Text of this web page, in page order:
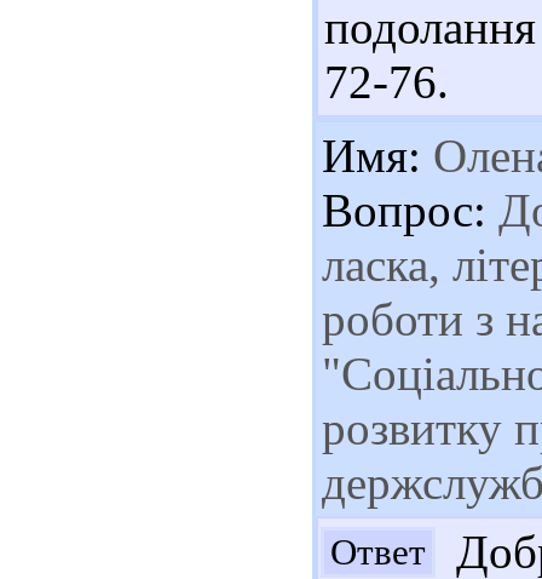
72-76.
Имя:
Вопрос:
ласка,
роботи з
розвитку
Ответ